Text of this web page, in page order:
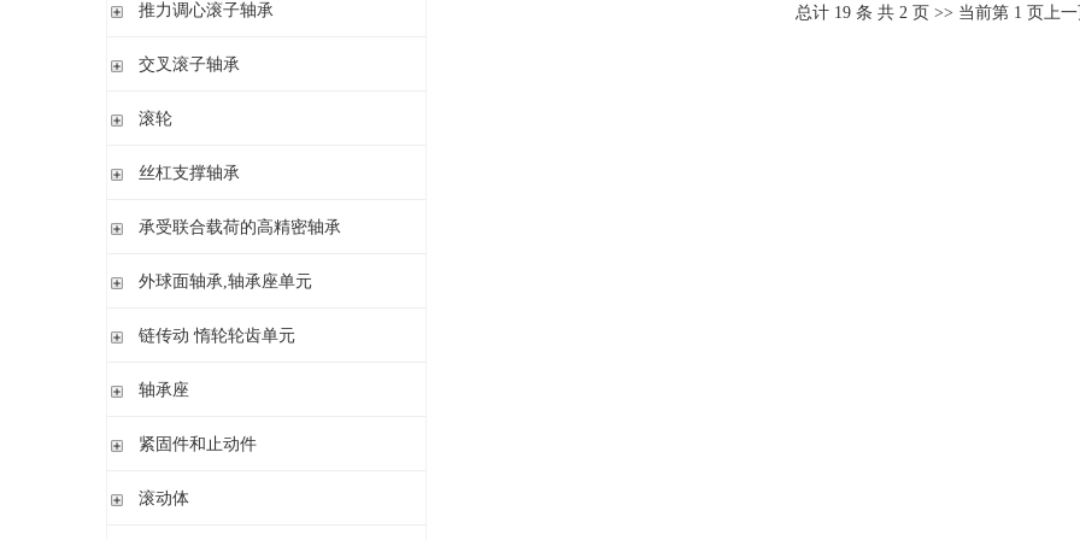
内圈 无润滑孔
与向心滚针轴承 组合使用
推力调心滚子轴承
推力调心滚子轴承
交叉滚子轴承
交叉滚子轴承
滚轮
支承型滚轮
球轴承滚轮
丝杠支撑轴承
推力角接触球轴承
密封组件 精密锁紧螺母
承受联合载荷的高精密轴承
推力/向心轴承
外球面轴承,轴承座单元
外球面轴承
链传动 惰轮轮齿单元
链传动 惰轮轮齿单元
轴承座
立式轴承座SNV,剖分用于带紧定套的圆锥孔轴承
立式轴承座S30,剖分适用于带紧定套的圆锥孔调心滚子轴承
紧固件和止动件
紧定套
滚动体
总计 19 条 共 2 页 >> 当前第 1 页上一